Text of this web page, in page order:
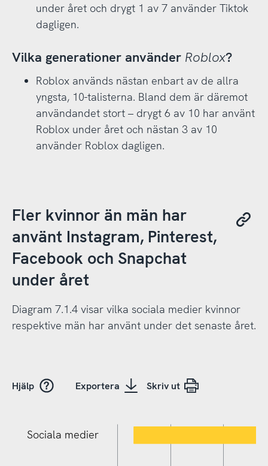
under året och drygt 1 av 7 använder Tiktok
dagligen.
Vilka generationer använder Roblox?
Roblox används nästan enbart av de allra
yngsta, 10-talisterna. Bland dem är däremot
användandet stort – drygt 6 av 10 har använt
Roblox under året och nästan 3 av 10
använder Roblox dagligen.
Fler kvinnor än män har
använt Instagram, Pinterest,
Facebook och Snapchat
under året
Diagram 7.1.4 visar vilka sociala medier kvinnor
respektive män har använt under det senaste året.
Hjälp Exportera Skriv ut
Sociala medier